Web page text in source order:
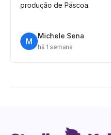
produção de Páscoa.
M
Michele Sena
há 1 semana